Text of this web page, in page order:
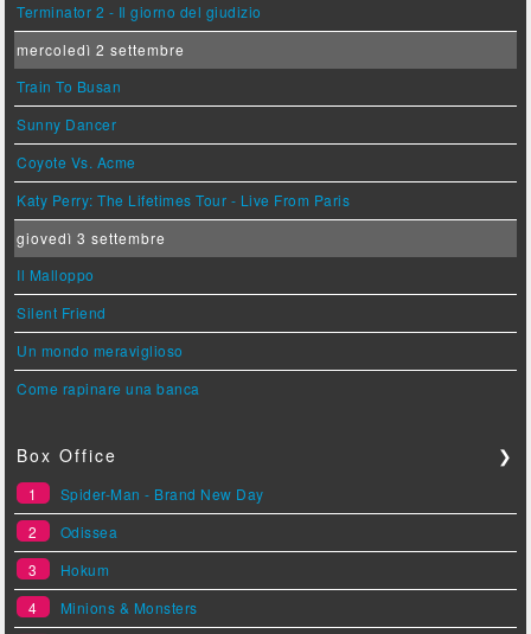
Terminator 2 - Il giorno del giudizio
mercoledì 2 settembre
Train To Busan
Sunny Dancer
Coyote Vs. Acme
Katy Perry: The Lifetimes Tour - Live From Paris
giovedì 3 settembre
Il Malloppo
Silent Friend
Un mondo meraviglioso
Come rapinare una banca
Box Office ❯
1
Spider-Man - Brand New Day
2
Odissea
3
Hokum
4
Minions & Monsters